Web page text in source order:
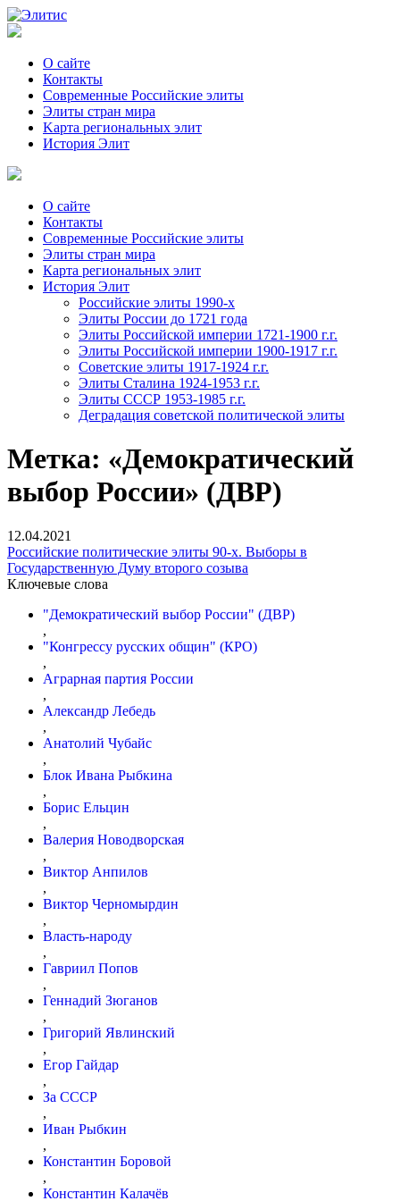
О сайте
Контакты
Современные Российские элиты
Элиты стран мира
Kартa региональных элит
История Элит
О сайте
Контакты
Современные Российские элиты
Элиты стран мира
Картa региональных элит
История Элит
Российские элиты 1990-х
Элиты России до 1721 года
Элиты Российской империи 1721-1900 г.г.
Элиты Российской империи 1900-1917 г.г.
Советские элиты 1917-1924 г.г.
Элиты Сталина 1924-1953 г.г.
Элиты СССР 1953-1985 г.г.
Деградация советской политической элиты
Метка: «Демократический
выбор России» (ДВР)
12.04.2021
Российские политические элиты 90-х. Выборы в
Государственную Думу второго созыва
Ключевые слова
"Демократический выбор России" (ДВР)
,
"Конгрессу русских общин" (КРО)
,
Аграрная партия России
,
Александр Лебедь
,
Анатолий Чубайс
,
Блок Ивана Рыбкина
,
Борис Ельцин
,
Валерия Новодворская
,
Виктор Анпилов
,
Виктор Черномырдин
,
Власть-народу
,
Гавриил Попов
,
Геннадий Зюганов
,
Григорий Явлинский
,
Егор Гайдар
,
За СССР
,
Иван Рыбкин
,
Константин Боровой
,
Константин Калачёв